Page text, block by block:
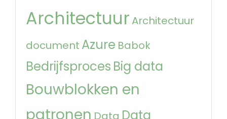
Architectuur Architectuur
document Azure Babok
Bedrijfsproces Big data
Bouwblokken en
patronen Data Data